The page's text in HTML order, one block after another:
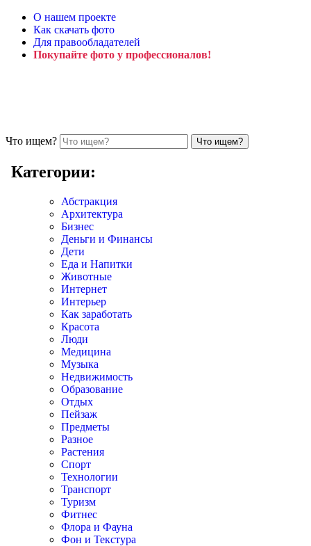
О нашем проекте
Как скачать фото
Для правообладателей
Покупайте фото у профессионалов!
Что ищем?
Категории:
Абстракция
Архитектура
Бизнес
Деньги и Финансы
Дети
Еда и Напитки
Животные
Интернет
Интерьер
Как заработать
Красота
Люди
Медицина
Музыка
Недвижимость
Образование
Отдых
Пейзаж
Предметы
Разное
Растения
Спорт
Технологии
Транспорт
Туризм
Фитнес
Флора и Фауна
Фон и Текстура